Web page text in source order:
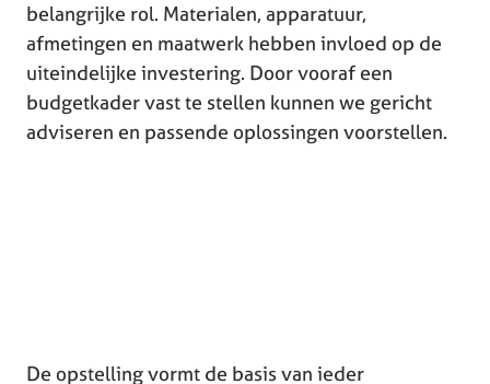
belangrijke rol. Materialen, apparatuur,
afmetingen en maatwerk hebben invloed op de
uiteindelijke investering. Door vooraf een
budgetkader vast te stellen kunnen we gericht
adviseren en passende oplossingen voorstellen.
De opstelling vormt de basis van ieder